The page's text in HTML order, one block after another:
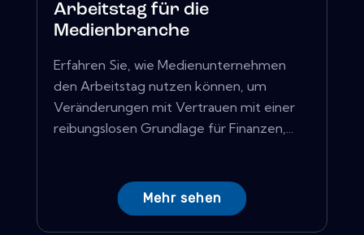
Arbeitstag für die
Medienbranche
Erfahren Sie, wie Medienunternehmen
den Arbeitstag nutzen können, um
Veränderungen mit Vertrauen mit einer
reibungslosen Grundlage für Finanzen,...
Mehr sehen